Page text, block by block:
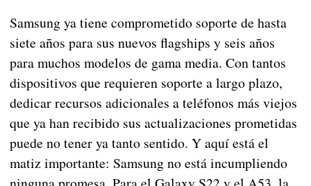
Samsung ya tiene comprometido soporte de hasta
siete años para sus nuevos flagships y seis años
para muchos modelos de gama media. Con tantos
dispositivos que requieren soporte a largo plazo,
dedicar recursos adicionales a teléfonos más viejos
que ya han recibido sus actualizaciones prometidas
puede no tener ya tanto sentido. Y aquí está el
matiz importante: Samsung no está incumpliendo